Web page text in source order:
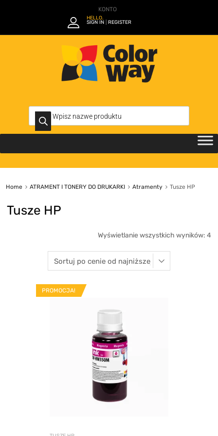
KONTO
HELLO.
SIGN IN REGISTER
Home ATRAMENT I TONERY DO DRUKARKI Atramenty Tusze HP
Tusze HP
Wyświetlanie wszystkich wyników: 4
PROMOCJA!